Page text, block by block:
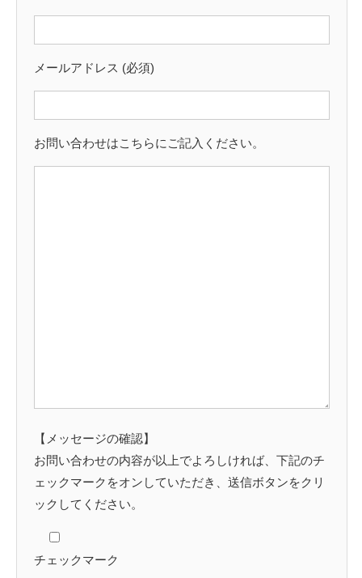
メールアドレス (必須)
お問い合わせはこちらにご記入ください。
【メッセージの確認】
お問い合わせの内容が以上でよろしければ、下記のチ
ェックマークをオンしていただき、送信ボタンをクリ
ックしてください。
チェックマーク